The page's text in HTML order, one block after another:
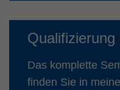
Das komplette
finden Sie in